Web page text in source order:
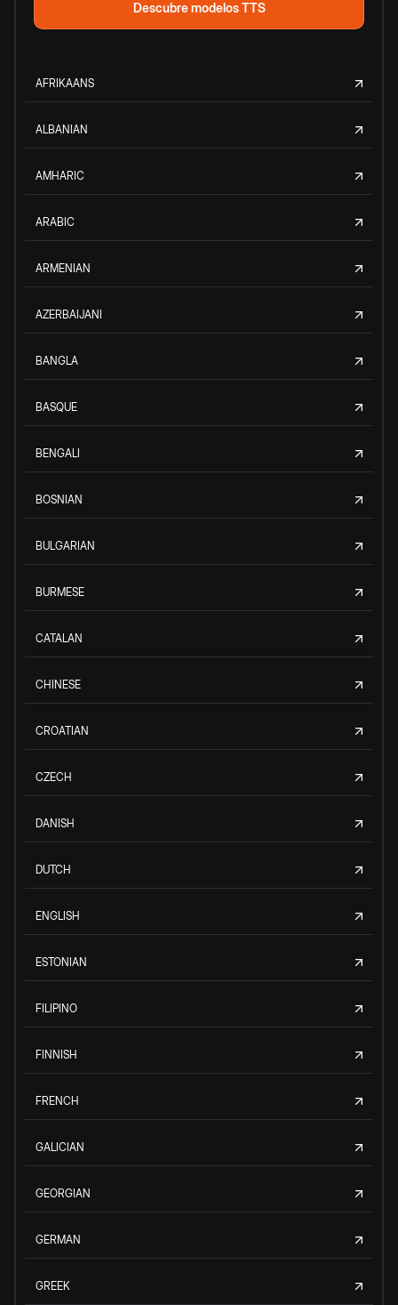
Descubre modelos TTS
AFRIKAANS
ALBANIAN
AMHARIC
ARABIC
ARMENIAN
AZERBAIJANI
BANGLA
BASQUE
BENGALI
BOSNIAN
BULGARIAN
BURMESE
CATALAN
CHINESE
CROATIAN
CZECH
DANISH
DUTCH
ENGLISH
ESTONIAN
FILIPINO
FINNISH
FRENCH
GALICIAN
GEORGIAN
GERMAN
GREEK